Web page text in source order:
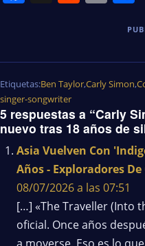
Etiquetas:Ben Taylor,Carly Simon,
singer-songwriter
5 respuestas a “Carly
nuevo tras 18 años de
Asia Vuelven Con
Años - Exploradores
08/07/2026 a las 07:51
[…] «The Traveller (Into
oficial. Once años